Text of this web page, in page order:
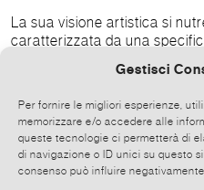
Gestisci
Per fornire le migliori esperienze,
memorizzare e/o accedere alle
queste tecnologie ci permetterà di
di navigazione o ID unici su questo
consenso può influire
La sua visione artistica si
caratterizzata da una
sue opere riflettono concetti
pressioni cumulative che ne
La sua pratica artistica si